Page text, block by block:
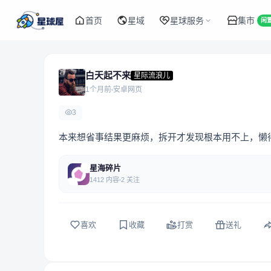
首页 星域 星球服务 集市 闲
白天起不来 星际流浪儿
1个月前 安卓网页
3
本来想省事结果更麻烦，拆开才发现根本用不上，懒
星海碎片
1412 内容 2 关注
喜欢 收藏 打赏 送礼